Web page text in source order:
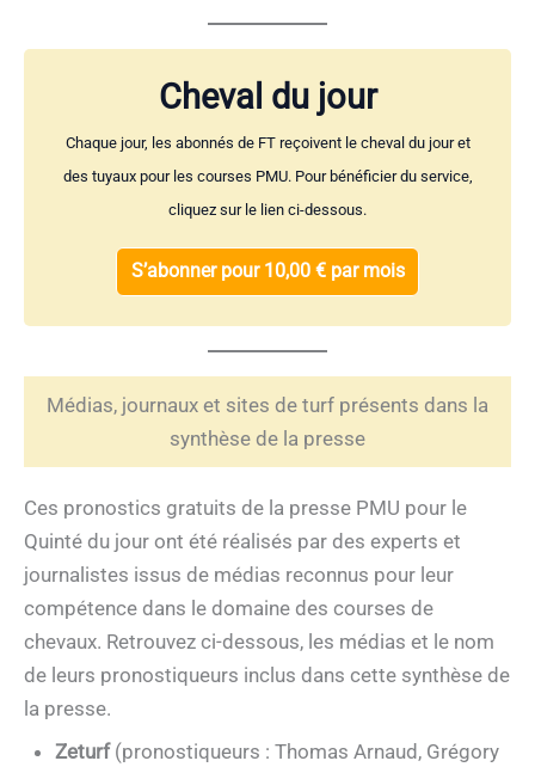
Cheval du jour
Chaque jour, les abonnés de FT reçoivent le cheval du jour et
des tuyaux pour les courses PMU. Pour bénéficier du service,
cliquez sur le lien ci-dessous.
S’abonner pour 10,00 € par mois
Médias, journaux et sites de turf présents dans la
synthèse de la presse
Ces pronostics gratuits de la presse PMU pour le
Quinté du jour ont été réalisés par des experts et
journalistes issus de médias reconnus pour leur
compétence dans le domaine des courses de
chevaux. Retrouvez ci-dessous, les médias et le nom
de leurs pronostiqueurs inclus dans cette synthèse de
la presse.
Zeturf(pronostiqueurs : Thomas Arnaud, Grégory